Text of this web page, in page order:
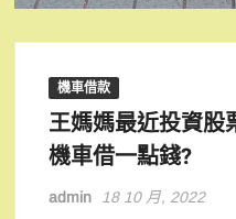
機車借款
王媽媽最近投資股
機車借一點錢?
admin 18 10 月, 2022